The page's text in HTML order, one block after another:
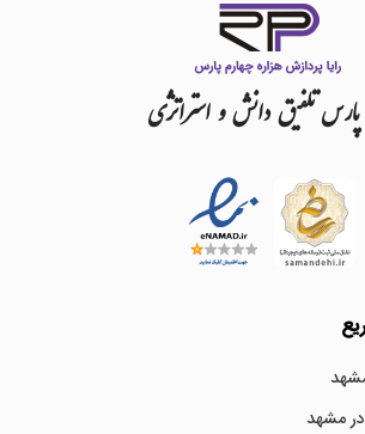
پارستلفیقدانشواستراتژی
مشهد